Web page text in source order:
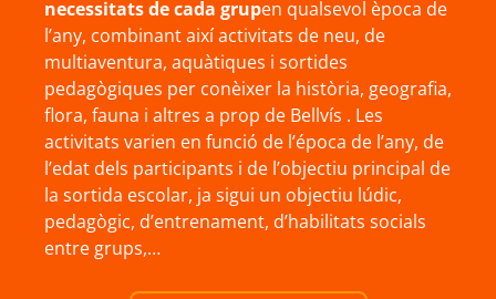
necessitats de cada grupen qualsevol època de
l’any, combinant així activitats de neu, de
multiaventura, aquàtiques i sortides
pedagògiques per conèixer la història, geografia,
flora, fauna i altres a prop de Bellvís . Les
activitats varien en funció de l’época de l’any, de
l’edat dels participants i de l’objectiu principal de
la sortida escolar, ja sigui un objectiu lúdic,
pedagògic, d’entrenament, d’habilitats socials
entre grups,…